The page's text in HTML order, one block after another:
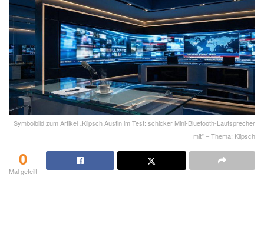
Symbolbild zum Artikel „Klipsch Austin im Test: schicker Mini-Bluetooth-Lautsprecher
mit" – Thema: Klipsch
0
Mal geteilt